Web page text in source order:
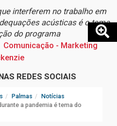
interferem no trabalho em
acústicas é o tema
do programa
Comunicação - Marketing
REDES SOCIAIS
Palmas
Notícias
a pandemia é tema do